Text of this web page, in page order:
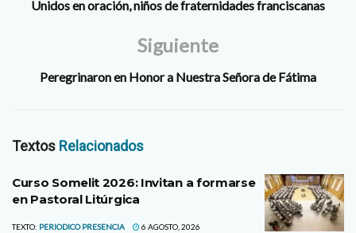
Unidos en oración, niños de fraternidades franciscanas
Siguiente
Peregrinaron en Honor a Nuestra Señora de Fátima
Textos Relacionados
Curso Somelit 2026: Invitan a formarse
en Pastoral Litúrgica
TEXTO: PERIODICO PRESENCIA 6 AGOSTO, 2026